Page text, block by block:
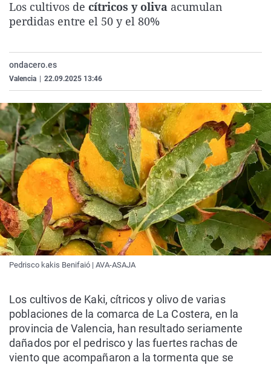
La rosa de los vientos
Como el perro y el
Caso
Equipo de
Extremadura
La Rioja
País Vasco
Virales
Elecciones
Los cultivos de cítricos y oliva acumulan
perdidas entre el 50 y el 80%
ondacero.es
Valencia 22.09.2025 13:46
Pedrisco kakis Benifaió | AVA-ASAJA
Los cultivos de Kaki, cítricos y olivo de varias
poblaciones de la comarca de La Costera, en la
provincia de Valencia, han resultado seriamente
dañados por el pedrisco y las fuertes rachas de
viento que acompañaron a la tormenta que se